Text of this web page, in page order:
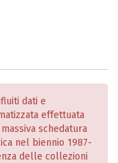
dati e
effettuata
schedatura
nel biennio 1987-
delle collezioni